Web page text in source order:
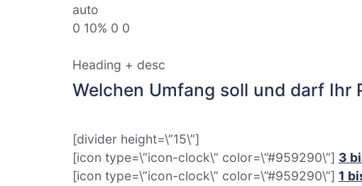
auto
0 10% 0 0
Heading + desc
Welchen Umfang soll und darf Ihr
[divider height=\”15\”]
[icon type=\”icon-clock\” color=\”#959290\”] 3
[icon type=\”icon-clock\” color=\”#959290\”] 1